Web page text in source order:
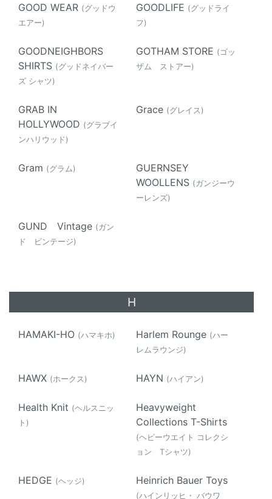
GOOD WEAR (グッドウ
エアー)
GOODLIFE (グッドライ
フ)
GOODNEIGHBORS
SHIRTS (グッドネイバー
ズ シャツ)
GOTHAM STORE (ゴッ
ザム ストアー)
GRAB IN
HOLLYWOOD (グラブイ
ンハリウッド)
Grace (グレイス)
Gram (グラム)
GUERNSEY
WOOLLENS (ガンジーウ
ーレンズ)
GUND Vintage (ガン
ド ビンテージ)
H
HAMAKI-HO (ハマキホ) Harlem Rounge (ハー
レムラウンジ)
HAWX (ホークス) HAYN (ハイアン)
Health Knit (ヘルスニッ
ト)
Heavyweight
Collections T-Shirts
(ヘビーウエイト コレクシ
ョン Tシャツ)
HEDGE (ヘッジ) Heinrich Bauer Toys
(ハインリッヒ・ バウワ